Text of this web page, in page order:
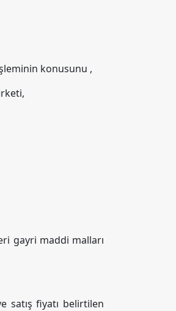
konusunu ,
gayri maddi malları
satış fiyatı belirtilen